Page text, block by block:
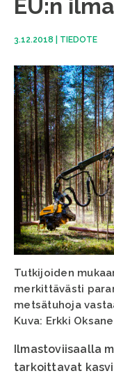
EU:n
3.12.2018 TIEDOTE
Tutkijoiden
merkittävästi
metsätuhoja
Kuva: Erkki
Ilmastoviisaalla
tarkoittavat